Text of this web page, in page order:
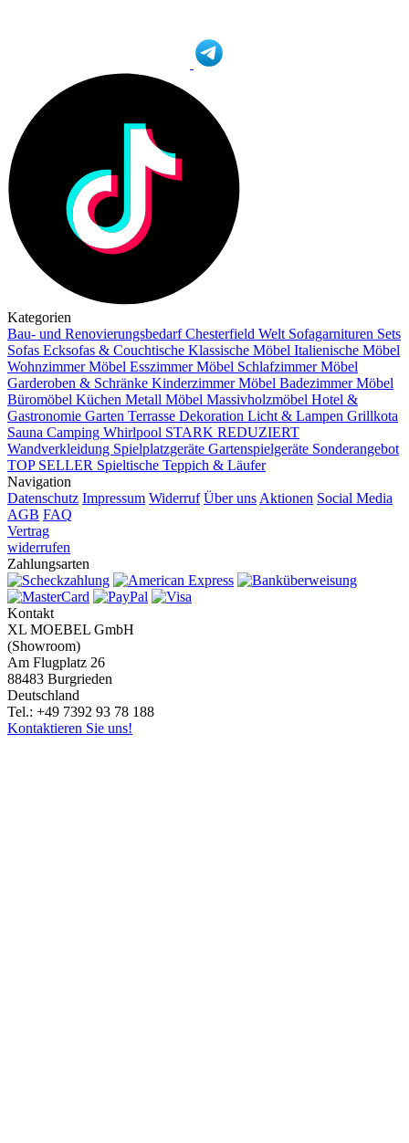
Kategorien
Bau- und RenovierungsbedarfChesterfield Welt Sofagarnituren Sets
Sofas Ecksofas & Couchtische Klassische Möbel Italienische Möbel
Wohnzimmer Möbel Esszimmer Möbel Schlafzimmer Möbel
Garderoben & Schränke Kinderzimmer Möbel Badezimmer Möbel
Büromöbel Küchen Metall Möbel Massivholzmöbel Hotel &
Gastronomie Garten Terrasse Dekoration Licht & Lampen Grillkota
Sauna Camping Whirlpool STARK REDUZIERT
Wandverkleidung Spielplatzgeräte Gartenspielgeräte Sonderangebot
TOP SELLER Spieltische Teppich & Läufer
Navigation
Datenschutz Impressum Widerruf Über uns Aktionen Social Media
AGB FAQ
Vertrag
widerrufen
Zahlungsarten
Kontakt
XL MOEBEL GmbH
(Showroom)
Am Flugplatz 26
88483 Burgrieden
Deutschland
Tel.: +49 7392 93 78 188
Kontaktieren Sie uns!